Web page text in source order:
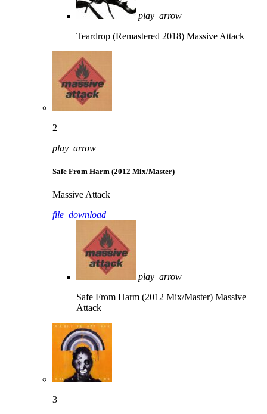
play_arrow
Teardrop (Remastered 2018) Massive Attack
2
play_arrow
Safe From Harm (2012 Mix/Master)
Massive Attack
file_download
play_arrow
Safe From Harm (2012 Mix/Master) Massive
Attack
3